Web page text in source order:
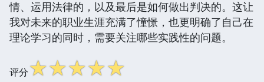
情、运用法律的，以及最后是如何做出判决的。这让
我对未来的职业生涯充满了憧憬，也更明确了自己在
理论学习的同时，需要关注哪些实践性的问题。
评分☆☆☆☆☆